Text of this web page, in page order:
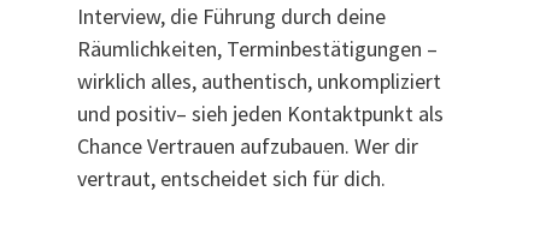
Interview, die Führung durch deine
Räumlichkeiten, Terminbestätigungen –
wirklich alles, authentisch, unkompliziert
und positiv– sieh jeden Kontaktpunkt als
Chance Vertrauen aufzubauen. Wer dir
vertraut, entscheidet sich für dich.